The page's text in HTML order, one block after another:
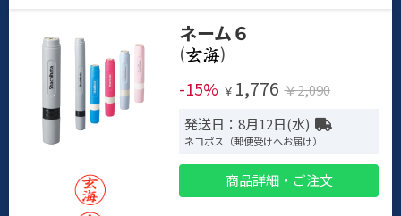
ネーム６
(
)
-15% ￥ 1,776 ￥2,090
発送日：8月12日(水)
ネコポス（郵便受けへお届け）
商品詳細・ご注文